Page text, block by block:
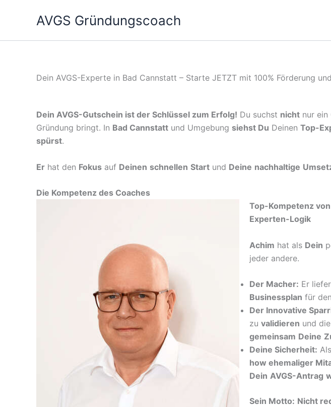
AVGS Gründungscoach
Dein AVGS-Experte in Bad Cannstatt – Starte JETZT mit 100% Förderung
Dein AVGS-Gutschein ist der Schlüssel zum Erfolg! Du suchst nicht nur ein
Gründung bringt. In Bad Cannstatt und Umgebung siehst Du Deinen Top-
spürst.
Er hat den Fokus auf Deinen schnellen Start und Deine nachhaltige
Die Kompetenz des Coaches
Top-Kompetenz
Experten-Logik
Achim hat als Dein
jeder andere.
Der Macher: Er
Businessplan für den
Der Innovative
zu validieren und die
gemeinsam Deine
Deine Sicherheit: Als
how ehemaliger
Dein AVGS-Antrag
Sein Motto: Nicht